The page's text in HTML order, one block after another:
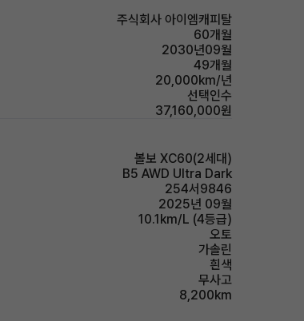
주식회사 아이엠캐피탈
60개월
2030년09월
49개월
20,000km/년
선택인수
37,160,000원
볼보 XC60(2세대)
B5 AWD Ultra Dark
254서9846
2025년 09월
10.1km/L (4등급)
오토
가솔린
흰색
무사고
8,200km